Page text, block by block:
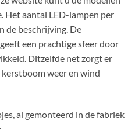
Het aantal LED-lampen per
de beschrijving. De
een prachtige sfeer door
Ditzelfde net zorgt er
weer en wind
al gemonteerd in de fabriek